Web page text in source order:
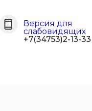
Версия для
слабовидящих
+7(34753)2-13-33